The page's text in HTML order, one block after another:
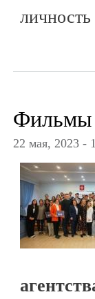
Фильмы
22 мая, 2023 -